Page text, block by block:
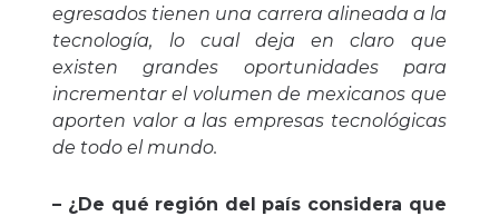
egresados tienen una carrera alineada a la
tecnología, lo cual deja en claro que
existen grandes oportunidades para
incrementar el volumen de mexicanos que
aporten valor a las empresas tecnológicas
de todo el mundo.
– ¿De qué región del país considera que